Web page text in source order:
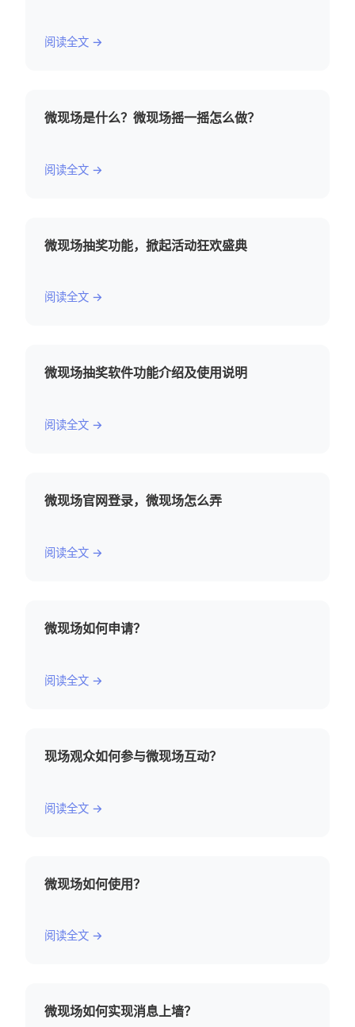
阅读全文 →
微现场是什么？微现场摇一摇怎么做？
阅读全文 →
微现场抽奖功能，掀起活动狂欢盛典
阅读全文 →
微现场抽奖软件功能介绍及使用说明
阅读全文 →
微现场官网登录，微现场怎么弄
阅读全文 →
微现场如何申请？
阅读全文 →
现场观众如何参与微现场互动？
阅读全文 →
微现场如何使用？
阅读全文 →
微现场如何实现消息上墙？